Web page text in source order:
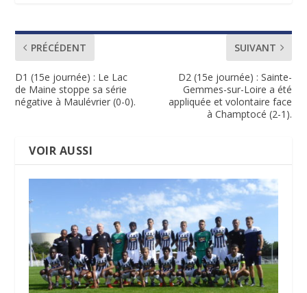
PRÉCÉDENT
D1 (15e journée) : Le Lac
de Maine stoppe sa série
négative à Maulévrier (0-0).
SUIVANT
D2 (15e journée) : Sainte-
Gemmes-sur-Loire a été
appliquée et volontaire face
à Champtocé (2-1).
VOIR AUSSI